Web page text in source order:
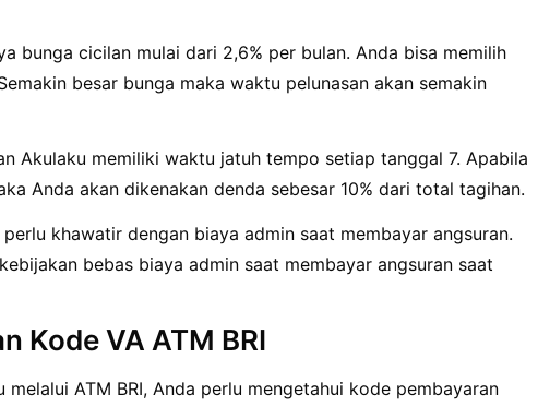
bunga cicilan mulai dari 2,6% per bulan. Anda bisa memilih
besar bunga maka waktu pelunasan akan semakin
Akulaku memiliki waktu jatuh tempo setiap tanggal 7. Apabila
Anda akan dikenakan denda sebesar 10% dari total tagihan.
khawatir dengan biaya admin saat membayar angsuran.
bebas biaya admin saat membayar angsuran saat
Kode VA ATM BRI
ATM BRI, Anda perlu mengetahui kode pembayaran